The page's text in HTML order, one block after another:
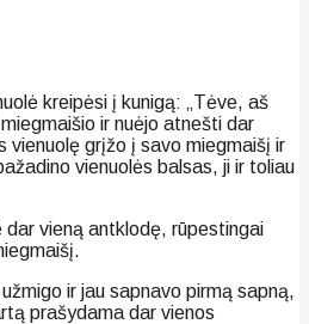
kreipėsi į kunigą: „Tėve, aš
ir nuėjo atnešti dar
vienuolę grįžo į savo miegmaišį ir
vienuolės balsas, ji ir toliau
dar vieną antklodę, rūpestingai
ir jau sapnavo pirmą sapną,
prašydama dar vienos